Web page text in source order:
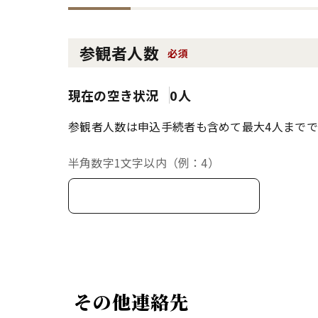
参観者人数 必須
現在の空き状況 0人
参観者人数は申込手続者も含めて最大4人まで
半角数字1文字以内（例：4）
その他連絡先